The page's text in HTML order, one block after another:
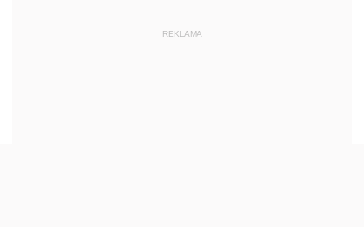
REKLAMA